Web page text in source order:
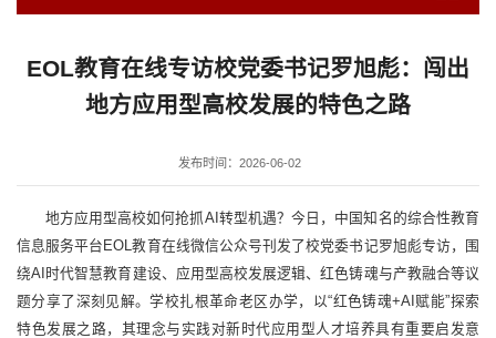
EOL教育在线专访校党委书记罗旭彪：闯出
地方应用型高校发展的特色之路
发布时间：2026-06-02
地方应用型高校如何抢抓AI转型机遇？今日，中国知名的综合性教育
信息服务平台EOL教育在线微信公众号刊发了校党委书记罗旭彪专访，围
绕AI时代智慧教育建设、应用型高校发展逻辑、红色铸魂与产教融合等议
题分享了深刻见解。学校扎根革命老区办学，以“红色铸魂+AI赋能”探索
特色发展之路，其理念与实践对新时代应用型人才培养具有重要启发意